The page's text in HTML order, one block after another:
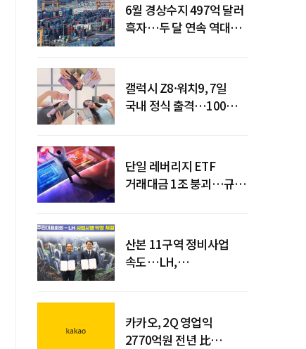
6월 경상수지 497억 달러
흑자…두 달 연속 역대
갤럭시 Z8·워치9, 7일
국내 정식 출격…100개국
단일 레버리지 ETF
거래대금 1조 붕괴…규제
산본 11구역 정비사업
속도…LH,
카카오, 2Q 영업익
2770억원 전년 比